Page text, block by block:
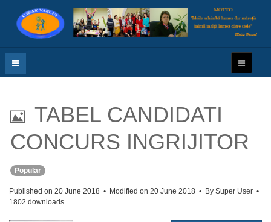
I
m
a
g
TABEL CANDIDATI
CONCURS INGRIJITOR
Popular
Published on 20 June 2018 Modified on 20 June 2018 By Super User
1802 downloads